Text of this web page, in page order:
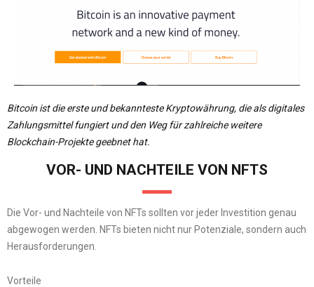
Bitcoin ist die erste und bekannteste Kryptowährung, die als digitales
Zahlungsmittel fungiert und den Weg für zahlreiche weitere
Blockchain-Projekte geebnet hat.
VOR- UND NACHTEILE VON NFTS
Die Vor- und Nachteile von NFTs sollten vor jeder Investition genau
abgewogen werden. NFTs bieten nicht nur Potenziale, sondern auch
Herausforderungen.
Vorteile